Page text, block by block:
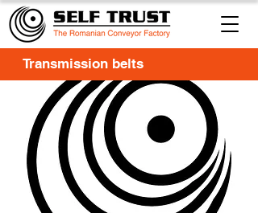
Transmission belts